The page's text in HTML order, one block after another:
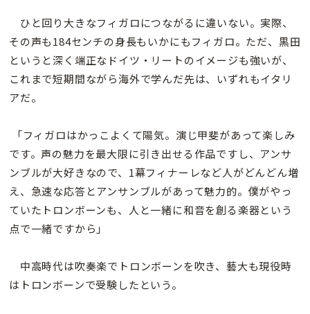
ひと回り大きなフィガロにつながるに違いない。実際、
その声も184センチの身長もいかにもフィガロ。ただ、黒田
というと深く端正なドイツ・リートのイメージも強いが、
これまで短期間ながら海外で学んだ先は、いずれもイタリ
アだ。
「フィガロはかっこよくて陽気。演じ甲斐があって楽しみ
です。声の魅力を最大限に引き出せる作品ですし、アンサ
ンブルが大好きなので、1幕フィナーレなど人がどんどん増
え、急速な応答とアンサンブルがあって魅力的。僕がやっ
ていたトロンボーンも、人と一緒に和音を創る楽器という
点で一緒ですから」
中高時代は吹奏楽でトロンボーンを吹き、藝大も現役時
はトロンボーンで受験したという。